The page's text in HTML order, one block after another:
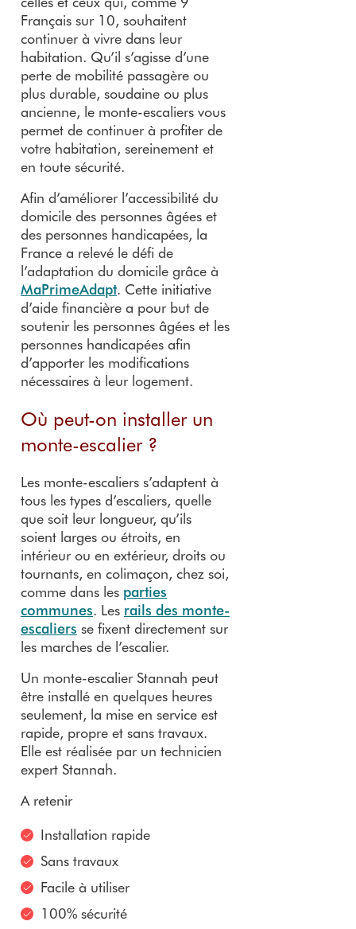
Français sur 10, souhaitent
continuer à vivre dans leur
habitation. Qu’il s’agisse d’une
perte de mobilité passagère ou
plus durable, soudaine ou plus
ancienne, le monte-escaliers vous
permet de continuer à profiter de
votre habitation, sereinement et
en toute sécurité.
Afin d’améliorer l’accessibilité du
domicile des personnes âgées et
des personnes handicapées, la
France a relevé le défi de
l’adaptation du domicile grâce à
MaPrimeAdapt. Cette initiative
d’aide financière a pour but de
soutenir les personnes âgées et les
personnes handicapées afin
d’apporter les modifications
nécessaires à leur logement.
Où peut-on installer un
monte-escalier ?
Les monte-escaliers s’adaptent à
tous les types d’escaliers, quelle
que soit leur longueur, qu’ils
soient larges ou étroits, en
intérieur ou en extérieur, droits ou
tournants, en colimaçon, chez soi,
comme dans les parties
communes. Les rails des monte-
escaliers se fixent directement sur
les marches de l’escalier.
Un monte-escalier Stannah peut
être installé en quelques heures
seulement, la mise en service est
rapide, propre et sans travaux.
Elle est réalisée par un technicien
expert Stannah.
A retenir
Installation rapide
Sans travaux
Facile à utiliser
100% sécurité